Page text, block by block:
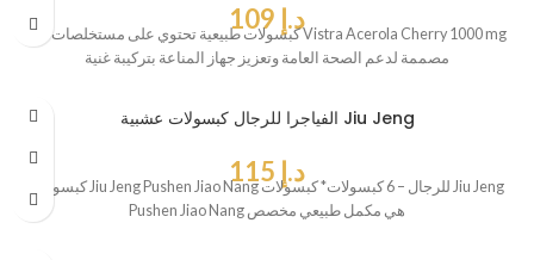
د.إ
كبسولات طبيعية تحتوي على مستخلصات من Vistra Acerola Cherry 1000 mg
مصممة لدعم الصحة العامة وتعزيز جهاز المناعة بتركيبة غنية
الفياجرا للرجال كبسولات عشبية Jiu Jeng
د.إ
كبسولات Jiu Jeng Pushen Jiao Nang للرجال – 6 كبسولات* كبسولات Jiu Jeng
Pushen Jiao Nang هي مكمل طبيعي مخصص